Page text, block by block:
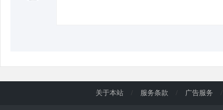
关于本站 / 服务条款 / 广告服务 /